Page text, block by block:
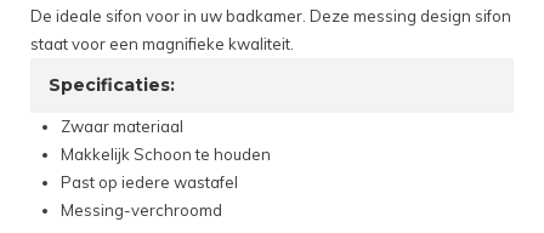
De ideale sifon voor in uw badkamer. Deze messing design sifon
staat voor een magnifieke kwaliteit.
Specificaties:
Zwaar materiaal
Makkelijk Schoon te houden
Past op iedere wastafel
Messing-verchroomd